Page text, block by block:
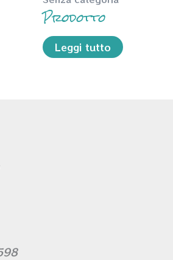
Prodotto
Leggi tutto